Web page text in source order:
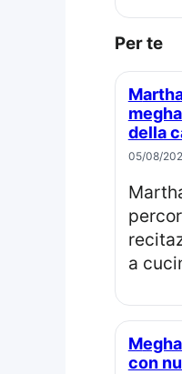
Per te
Martha stewart stronca il tentativo di
della
05/08/
Martha Stewart commenta il
a
Meghan markle festeggia 45 anni
con